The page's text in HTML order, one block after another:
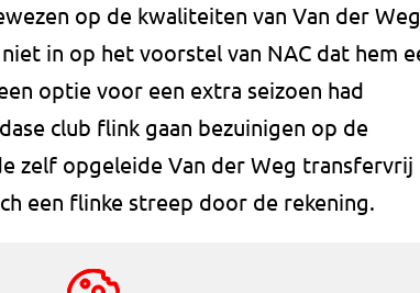
op de kwaliteiten van Van der
in op het voorstel van NAC dat hem
optie voor een extra seizoen had
club flink gaan bezuinigen op de
zelf opgeleide Van der Weg transfervrij
een flinke streep door de rekening.